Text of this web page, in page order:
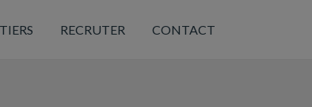
RECRUTER CONTACT